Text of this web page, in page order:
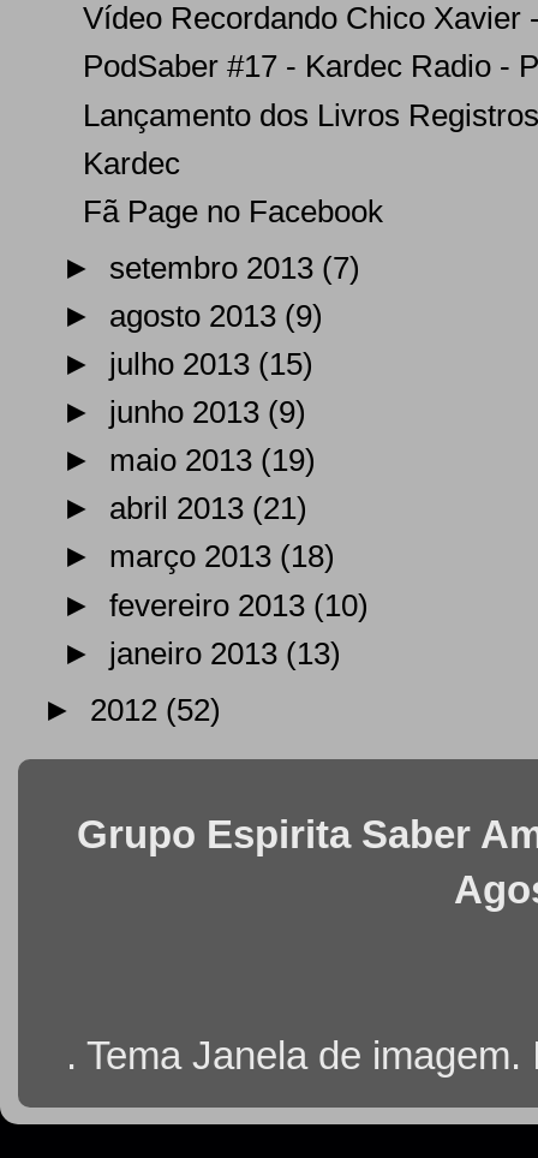
Vídeo Recordando Chico Xavier
PodSaber #17 - Kardec Radio -
Lançamento dos Livros
Kardec
Fã Page no Facebook
► setembro 2013 (7)
► agosto 2013 (9)
► julho 2013 (15)
► junho 2013 (9)
► maio 2013 (19)
► abril 2013 (21)
► março 2013 (18)
►fevereiro 2013 (10)
► janeiro 2013 (13)
► 2012 (52)
Grupo Espirita Saber
. Tema Janela de